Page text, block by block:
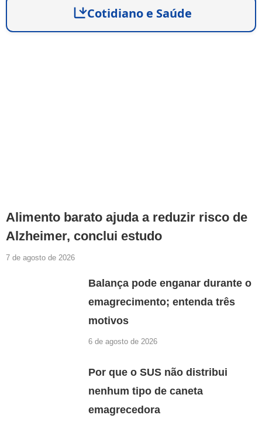
Cotidiano e Saúde
Alimento barato ajuda a reduzir risco de
Alzheimer, conclui estudo
7 de agosto de 2026
Balança pode enganar durante o
emagrecimento; entenda três
motivos
6 de agosto de 2026
Por que o SUS não distribui
nenhum tipo de caneta
emagrecedora